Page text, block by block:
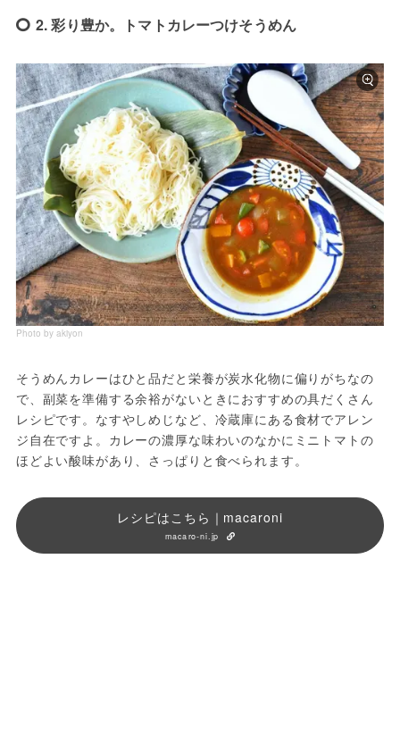
2. 彩り豊か。トマトカレーつけそうめん
Photo by akiyon
そうめんカレーはひと品だと栄養が炭水化物に偏りがちなの
で、副菜を準備する余裕がないときにおすすめの具だくさん
レシピです。なすやしめじなど、冷蔵庫にある食材でアレン
ジ自在ですよ。カレーの濃厚な味わいのなかにミニトマトの
ほどよい酸味があり、さっぱりと食べられます。
レシピはこちら｜macaroni
macaro-ni.jp